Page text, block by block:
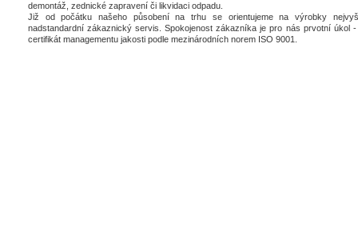
demontáž, zednické zapravení či likvidaci odpadu.
Již od počátku našeho působení na trhu se orientujeme na výrobky
nadstandardní zákaznický servis. Spokojenost zákazníka je pro nás prvotní úkol
certifikát managementu jakosti podle mezinárodních norem ISO 9001.